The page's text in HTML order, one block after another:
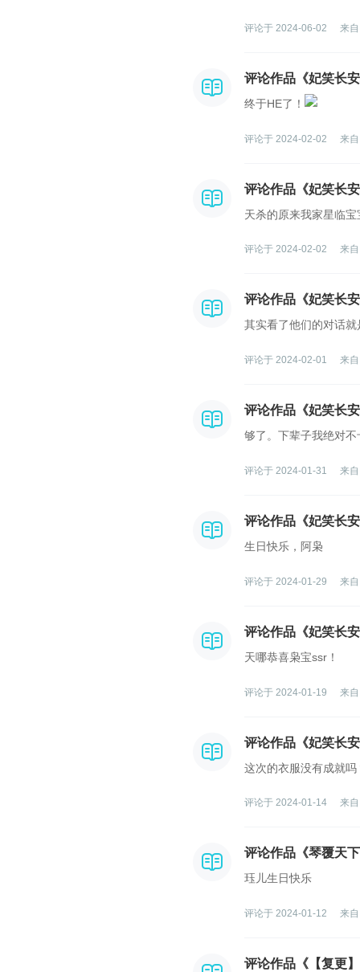
评论于 2024-06-02 来
评论作品《妃笑长
终于HE了！
评论于 2024-02-02 来
评论作品《妃笑长
天杀的原来我家星临
评论于 2024-02-02 来
评论作品《妃笑长
其实看了他们的对话
评论于 2024-02-01 来
评论作品《妃笑长
够了。下辈子我绝对不
评论于 2024-01-31 来
评论作品《妃笑长
生日快乐，阿枭
评论于 2024-01-29 来
评论作品《妃笑长
天哪恭喜枭宝ssr！
评论于 2024-01-19 来
评论作品《妃笑长
这次的衣服没有成就吗
评论于 2024-01-14 来
评论作品《琴覆天
珏儿生日快乐
评论于 2024-01-12 来
评论作品《【复更